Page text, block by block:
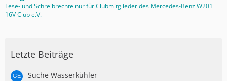
i
t
e
Lese- und Schreibrechte nur für Clubmitglieder des Mercedes-Benz W201
16V Club e.V.
Letzte Beiträge
Suche Wasserkühler